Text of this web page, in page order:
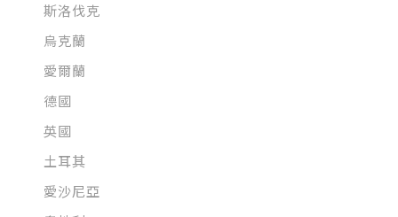
斯洛伐克
烏克蘭
愛爾蘭
德國
英國
土耳其
愛沙尼亞